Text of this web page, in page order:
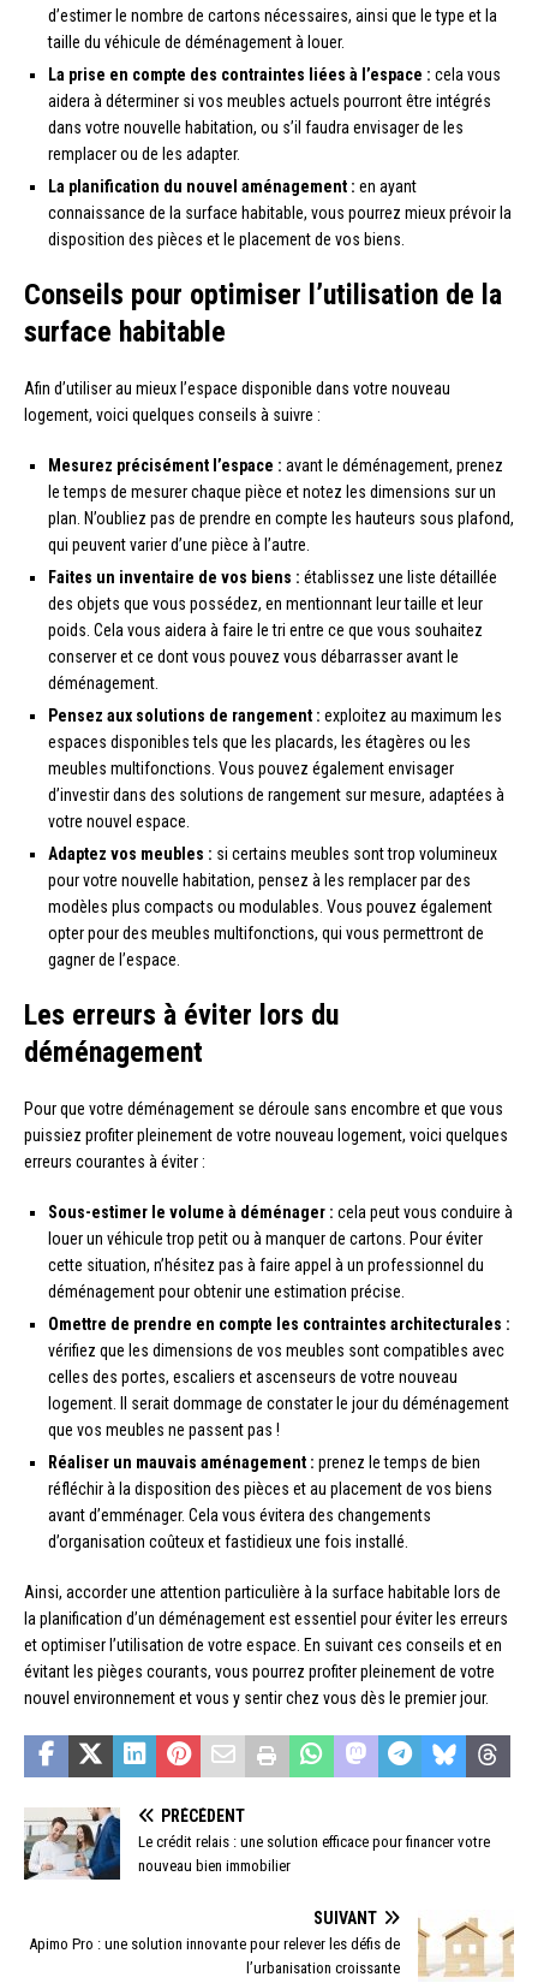
d’estimer le nombre de cartons nécessaires, ainsi que le type et la
taille du véhicule de déménagement à louer.
La prise en compte des contraintes liées à l’espace : cela vous
aidera à déterminer si vos meubles actuels pourront être intégrés
dans votre nouvelle habitation, ou s’il faudra envisager de les
remplacer ou de les adapter.
La planification du nouvel aménagement : en ayant
connaissance de la surface habitable, vous pourrez mieux prévoir la
disposition des pièces et le placement de vos biens.
Conseils pour optimiser l’utilisation de la
surface habitable
Afin d’utiliser au mieux l’espace disponible dans votre nouveau
logement, voici quelques conseils à suivre :
Mesurez précisément l’espace : avant le déménagement, prenez
le temps de mesurer chaque pièce et notez les dimensions sur un
plan. N’oubliez pas de prendre en compte les hauteurs sous plafond,
qui peuvent varier d’une pièce à l’autre.
Faites un inventaire de vos biens : établissez une liste détaillée
des objets que vous possédez, en mentionnant leur taille et leur
poids. Cela vous aidera à faire le tri entre ce que vous souhaitez
conserver et ce dont vous pouvez vous débarrasser avant le
déménagement.
Pensez aux solutions de rangement : exploitez au maximum les
espaces disponibles tels que les placards, les étagères ou les
meubles multifonctions. Vous pouvez également envisager
d’investir dans des solutions de rangement sur mesure, adaptées à
votre nouvel espace.
Adaptez vos meubles : si certains meubles sont trop volumineux
pour votre nouvelle habitation, pensez à les remplacer par des
modèles plus compacts ou modulables. Vous pouvez également
opter pour des meubles multifonctions, qui vous permettront de
gagner de l’espace.
Les erreurs à éviter lors du
déménagement
Pour que votre déménagement se déroule sans encombre et que vous
puissiez profiter pleinement de votre nouveau logement, voici quelques
erreurs courantes à éviter :
Sous-estimer le volume à déménager : cela peut vous conduire à
louer un véhicule trop petit ou à manquer de cartons. Pour éviter
cette situation, n’hésitez pas à faire appel à un professionnel du
déménagement pour obtenir une estimation précise.
Omettre de prendre en compte les contraintes architecturales :
vérifiez que les dimensions de vos meubles sont compatibles avec
celles des portes, escaliers et ascenseurs de votre nouveau
logement. Il serait dommage de constater le jour du déménagement
que vos meubles ne passent pas !
Réaliser un mauvais aménagement : prenez le temps de bien
réfléchir à la disposition des pièces et au placement de vos biens
avant d’emménager. Cela vous évitera des changements
d’organisation coûteux et fastidieux une fois installé.
Ainsi, accorder une attention particulière à la surface habitable lors de
la planification d’un déménagement est essentiel pour éviter les erreurs
et optimiser l’utilisation de votre espace. En suivant ces conseils et en
évitant les pièges courants, vous pourrez profiter pleinement de votre
nouvel environnement et vous y sentir chez vous dès le premier jour.
PRÉCÉDENT
Le crédit relais : une solution efficace pour financer votre
nouveau bien immobilier
SUIVANT
Apimo Pro : une solution innovante pour relever les défis de
l’urbanisation croissante